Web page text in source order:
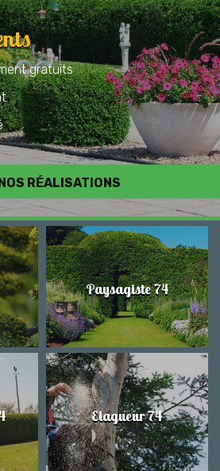
RÉALISATIONS
gratuits
Paysagiste 74
Elagueur 74